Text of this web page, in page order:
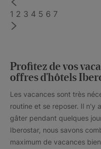
1 2 3 4 5 6 7
Profitez de vos
offres d'hôtels
Les vacances sont très
routine et se reposer. Il n'y
gâter pendant quelques
Iberostar, nous savons
maximum de vacances